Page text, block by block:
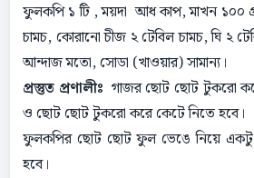
ফুলকপি ১ টি , ময়দা আধ কাপ, মাখন ১০০
চামচ, কোরানো চীজ ২ টেবিল চামচ, ঘি ২
আন্দাজ মতো, সোডা (খাওয়ার) সামান্য।
প্রস্তুত প্রণালীঃ গাজর ছোট ছোট টুকরো
ও ছোট ছোট টুকরো করে কেটে নিতে হবে।
ফুলকপির ছোট ছোট ফুল ভেঙে নিয়ে
হবে।